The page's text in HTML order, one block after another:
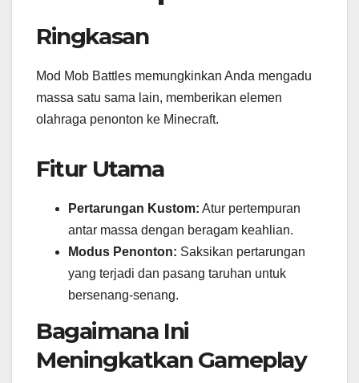
Ringkasan
Mod Mob Battles memungkinkan Anda mengadu
massa satu sama lain, memberikan elemen
olahraga penonton ke Minecraft.
Fitur Utama
Pertarungan Kustom: Atur pertempuran
antar massa dengan beragam keahlian.
Modus Penonton: Saksikan pertarungan
yang terjadi dan pasang taruhan untuk
bersenang-senang.
Bagaimana Ini
Meningkatkan Gameplay